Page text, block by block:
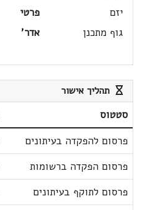
יזם
פרטי
גוף מתכנן
אדר'
תהליך אישור
סטטוס
פרסום להפקדה בעיתונים
פרסום הפקדה ברשומות
פרסום לתוקף בעיתונים